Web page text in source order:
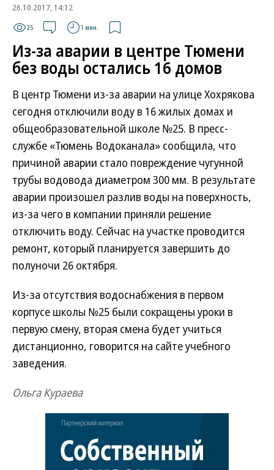
26.10.2017, 14:12
25 1 мин.
Из-за аварии в центре Тюмени
без воды остались 16 домов
В центр Тюмени из-за аварии на улице Хохрякова
сегодня отключили воду в 16 жилых домах и
общеобразовательной школе №25. В пресс-
службе «Тюмень Водоканала» сообщила, что
причиной аварии стало повреждение чугунной
трубы водовода диаметром 300 мм. В результате
аварии произошел разлив воды на поверхность,
из-за чего в компании приняли решение
отключить воду. Сейчас на участке проводится
ремонт, который планируется завершить до
полуночи 26 октября.
Из-за отсутствия водоснабжения в первом
корпусе школы №25 были сокращены уроки в
первую смену, вторая смена будет учиться
дистанционно, говорится на сайте учебного
заведения.
Ольга Кураева